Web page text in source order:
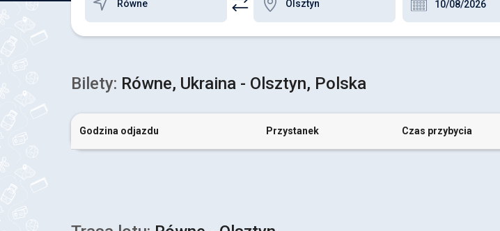
Bilety: Równe, Ukraina - Olsztyn, Polska
Godzina odjazdu Przystanek Czas przybycia